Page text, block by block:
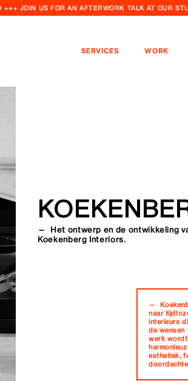
JOIN US FOR AN AFTERWORK TALK AT
SERVICES WORK
— Het ontwerp en de ontwikkeling
Koekenberg Interiors.
—
naar
interieurs
de wensen
werk
esthetiek,